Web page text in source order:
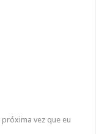
vez que eu